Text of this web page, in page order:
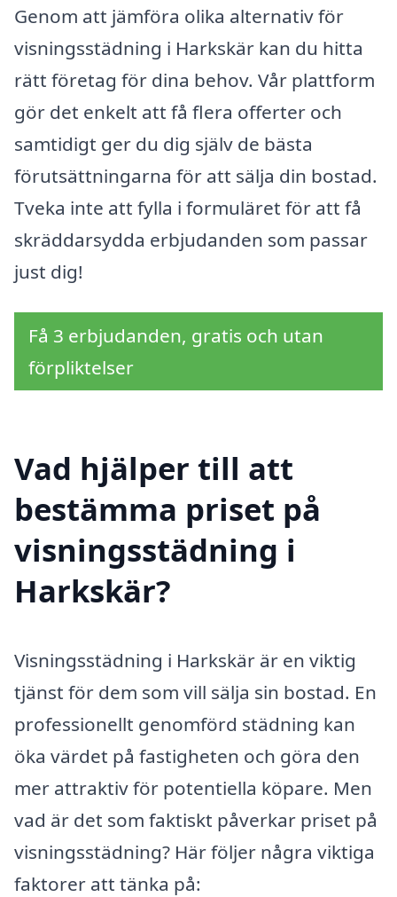
Genom att jämföra olika alternativ för
visningsstädning i Harkskär kan du hitta
rätt företag för dina behov. Vår plattform
gör det enkelt att få flera offerter och
samtidigt ger du dig själv de bästa
förutsättningarna för att sälja din bostad.
Tveka inte att fylla i formuläret för att få
skräddarsydda erbjudanden som passar
just dig!
Få 3 erbjudanden, gratis och utan
förpliktelser
Vad hjälper till att
bestämma priset på
visningsstädning i
Harkskär?
Visningsstädning i Harkskär är en viktig
tjänst för dem som vill sälja sin bostad. En
professionellt genomförd städning kan
öka värdet på fastigheten och göra den
mer attraktiv för potentiella köpare. Men
vad är det som faktiskt påverkar priset på
visningsstädning? Här följer några viktiga
faktorer att tänka på: